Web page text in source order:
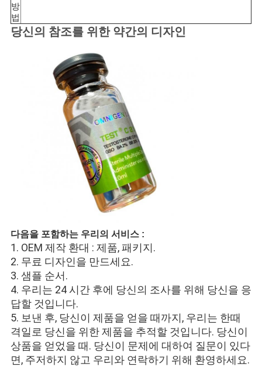
방
법
당신의 참조를 위한 약간의 디자인
다음을 포함하는 우리의 서비스 :
1. OEM 제작 환대 : 제품, 패키지.
2. 무료 디자인을 만드세요.
3. 샘플 순서.
4. 우리는 24 시간 후에 당신의 조사를 위해 당신을 응
답할 것입니다.
5. 보낸 후, 당신이 제품을 얻을 때까지, 우리는 한때
격일로 당신을 위한 제품을 추적할 것입니다. 당신이
상품을 얻었을 때. 당신이 문제에 대하여 질문이 있다
면, 주저하지 않고 우리와 연락하기 위해 환영하세요.